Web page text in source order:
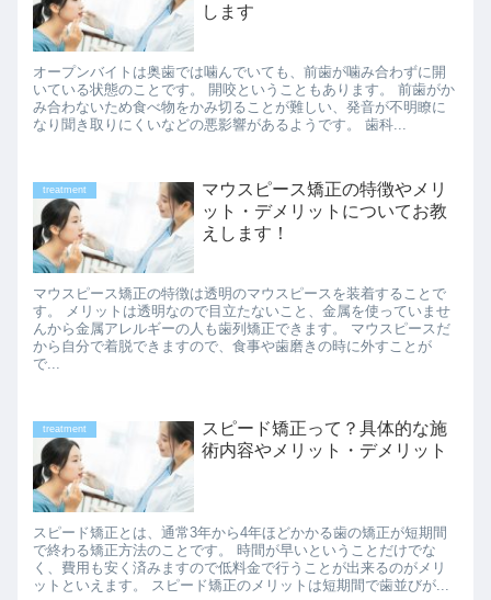
します
オープンバイトは奥歯では噛んでいても、前歯が噛み合わずに開
いている状態のことです。 開咬ということもあります。 前歯がか
み合わないため食べ物をかみ切ることが難しい、発音が不明瞭に
なり聞き取りにくいなどの悪影響があるようです。 歯科...
treatment
マウスピース矯正の特徴やメリ
ット・デメリットについてお教
えします！
マウスピース矯正の特徴は透明のマウスピースを装着することで
す。 メリットは透明なので目立たないこと、金属を使っていませ
んから金属アレルギーの人も歯列矯正できます。 マウスピースだ
から自分で着脱できますので、食事や歯磨きの時に外すことが
で...
treatment
スピード矯正って？具体的な施
術内容やメリット・デメリット
スピード矯正とは、通常3年から4年ほどかかる歯の矯正が短期間
で終わる矯正方法のことです。 時間が早いということだけでな
く、費用も安く済みますので低料金で行うことが出来るのがメリ
ットといえます。 スピード矯正のメリットは短期間で歯並びが...